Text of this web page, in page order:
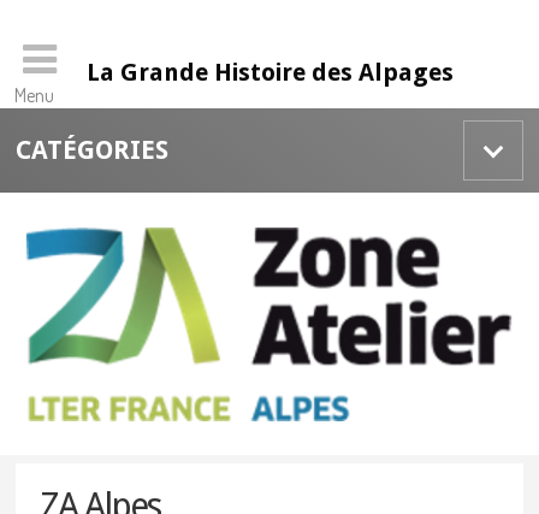
toCATÉGORIES
Menu
La Grande Histoire des Alpages